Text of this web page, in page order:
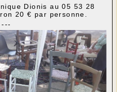
Dionis au 05 53 28
20 € par personne.
---